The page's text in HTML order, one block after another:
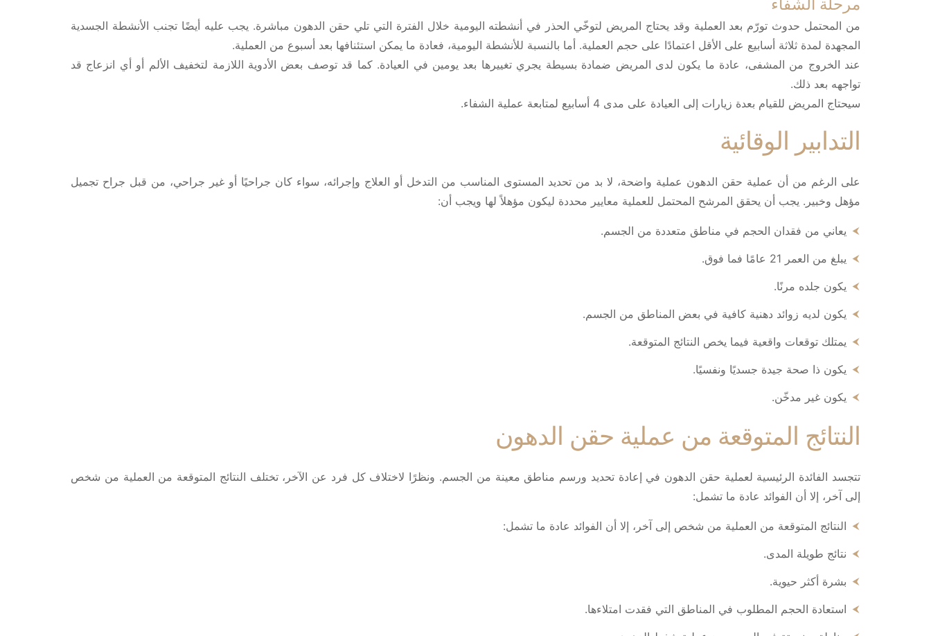
مرحلة الشفاء
من المحتمل حدوث تورّم بعد العملية وقد يحتاج المريض لتوخّي الحذر في أنشطته اليومية خلال الفترة التي تلي حقن الدهون مباشرة. يجب عليه أيضًا تجنب الأنشطة الجسدية
المجهدة لمدة ثلاثة أسابيع على الأقل اعتمادًا على حجم العملية. أما بالنسبة للأنشطة اليومية، فعادة ما يمكن استئنافها بعد أسبوع من العملية.
عند الخروج من المشفى، عادة ما يكون لدى المريض ضمادة بسيطة يجري تغييرها بعد يومين في العيادة. كما قد توصف بعض الأدوية اللازمة لتخفيف الألم أو أي انزعاج قد
تواجهه بعد ذلك.
سيحتاج المريض للقيام بعدة زيارات إلى العيادة على مدى 4 أسابيع لمتابعة عملية الشفاء.
التدابير الوقائية
على الرغم من أن عملية حقن الدهون عملية واضحة، لا بد من تحديد المستوى المناسب من التدخل أو العلاج وإجرائه، سواء كان جراحيًا أو غير جراحي، من قبل جراح تجميل
مؤهل وخبير. يجب أن يحقق المرشح المحتمل للعملية معايير محددة ليكون مؤهلاً لها ويجب أن:
يعاني من فقدان الحجم في مناطق متعددة من الجسم.
يبلغ من العمر 21 عامًا فما فوق.
يكون جلده مرنًا.
يكون لديه زوائد دهنية كافية في بعض المناطق من الجسم.
يمتلك توقعات واقعية فيما يخص النتائج المتوقعة.
يكون ذا صحة جيدة جسديًا ونفسيًا.
يكون غير مدخّن.
النتائج المتوقعة من عملية حقن الدهون
تتجسد الفائدة الرئيسية لعملية حقن الدهون في إعادة تحديد ورسم مناطق معينة من الجسم. ونظرًا لاختلاف كل فرد عن الآخر، تختلف النتائج المتوقعة من العملية من شخص
إلى آخر، إلا أن الفوائد عادة ما تشمل:
النتائج المتوقعة من العملية من شخص إلى آخر، إلا أن الفوائد عادة ما تشمل:
نتائج طويلة المدى.
بشرة أكثر حيوية.
استعادة الحجم المطلوب في المناطق التي فقدت امتلاءها.